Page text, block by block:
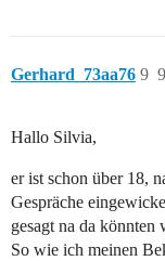
Gerhard_73aa76 9
Hallo Silvia,
er ist schon über 18,
Gespräche
gesagt na da
So wie ich meinen